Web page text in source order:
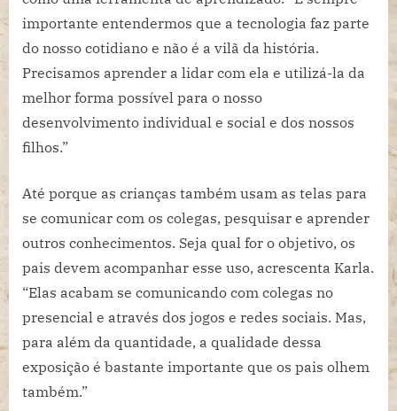
importante entendermos que a tecnologia faz parte
do nosso cotidiano e não é a vilã da história.
Precisamos aprender a lidar com ela e utilizá-la da
melhor forma possível para o nosso
desenvolvimento individual e social e dos nossos
filhos.”
Até porque as crianças também usam as telas para
se comunicar com os colegas, pesquisar e aprender
outros conhecimentos. Seja qual for o objetivo, os
pais devem acompanhar esse uso, acrescenta Karla.
“Elas acabam se comunicando com colegas no
presencial e através dos jogos e redes sociais. Mas,
para além da quantidade, a qualidade dessa
exposição é bastante importante que os pais olhem
também.”